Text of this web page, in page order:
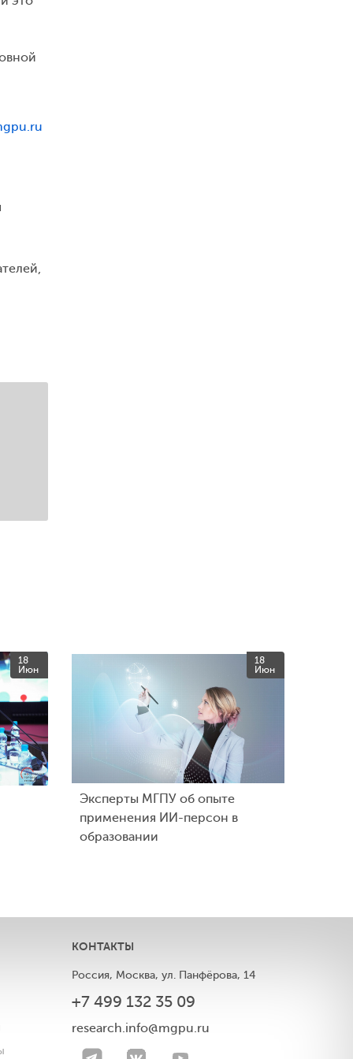
18
Июн
18
Июн
Эксперты МГПУ об опыте
применения ИИ-персон в
образовании
КОНТАКТЫ
Россия, Москва, ул. Панфёрова, 14
+7 499 132 35 09
research.info@mgpu.ru